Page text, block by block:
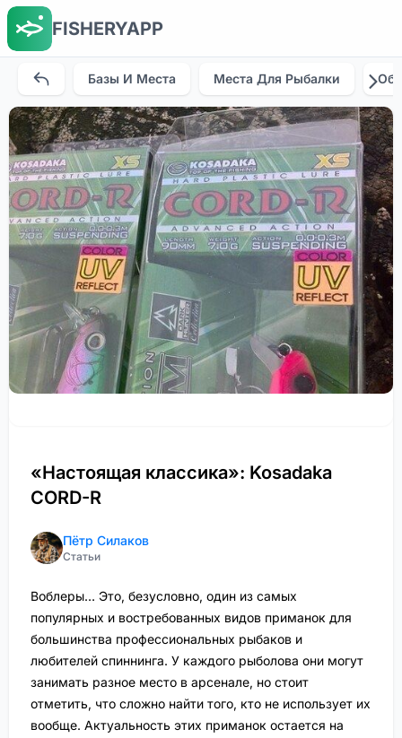
FISHERYAPP
Базы И Места Места Для Рыбалки
«Настоящая классика»: Kosadaka
CORD-R
Пётр Силаков
Статьи
Воблеры… Это, безусловно, один из самых
популярных и востребованных видов приманок для
большинства профессиональных рыбаков и
любителей спиннинга. У каждого рыболова они могут
занимать разное место в арсенале, но стоит
отметить, что сложно найти того, кто не использует их
вообще. Актуальность этих приманок остается на